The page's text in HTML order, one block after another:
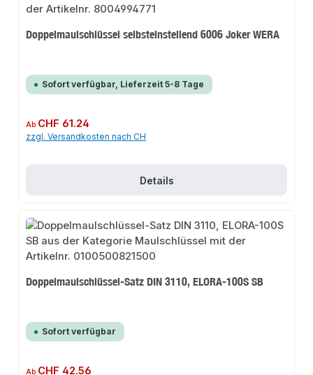
Doppelmaulschlüssel selbsteinstellend 6006 Joker WERA
Sofort verfügbar, Lieferzeit 5-8 Tage
Regulärer Preis:
Ab CHF 61.24
zzgl. Versandkosten nach CH
Details
Doppelmaulschlüssel-Satz DIN 3110, ELORA-100S SB
Sofort verfügbar
Regulärer Preis:
Ab CHF 42.56